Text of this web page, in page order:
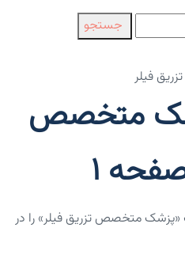
جستجو
فیلر
متخصص
1
«پزشک متخصص تزریق فیلر» را در